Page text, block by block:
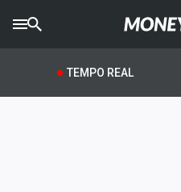
CRYPTOTIMES
AGROTIMES
TEMPO REAL